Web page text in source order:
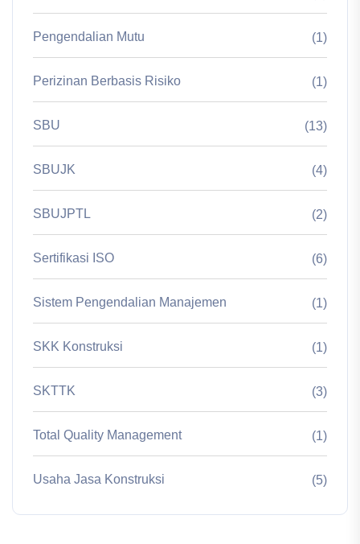
Pengendalian Mutu (1)
Perizinan Berbasis Risiko (1)
SBU (13)
SBUJK (4)
SBUJPTL (2)
Sertifikasi ISO (6)
Sistem Pengendalian Manajemen (1)
SKK Konstruksi (1)
SKTTK (3)
Total Quality Management (1)
Usaha Jasa Konstruksi (5)